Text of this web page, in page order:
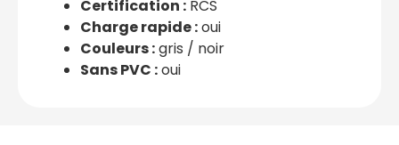
Certification : RCS
Charge rapide :oui
Couleurs :gris / noir
Sans PVC :oui